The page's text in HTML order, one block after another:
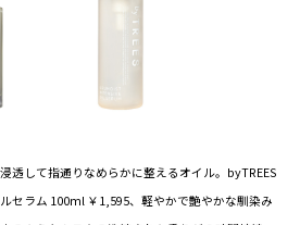
透して指通りなめらかに整えるオイル。byTREES
セラム 100ml ￥1,595、 軽やかで艶やかな馴染み